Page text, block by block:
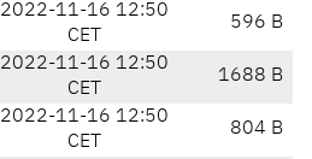
2022-11-16 12:50
CET
596 B
2022-11-16 12:50
CET
1688 B
2022-11-16 12:50
CET
804 B